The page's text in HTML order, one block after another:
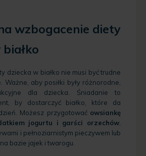
wzbogacenie diety
dziecka w białko nie musi być trudne
Ważne, aby posiłki były różnorodne,
dla dziecka. Śniadanie to
by dostarczyć białko, które da
Możesz przygotować owsiankę
jogurtu i garści orzechów,
i pełnoziarnistym pieczywem lub
bazie jajek i twarogu.